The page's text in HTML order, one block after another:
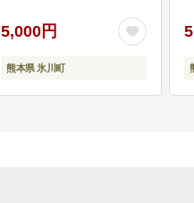
5,000円
熊本県 氷川町